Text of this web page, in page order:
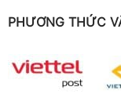
PHƯƠNG THỨC